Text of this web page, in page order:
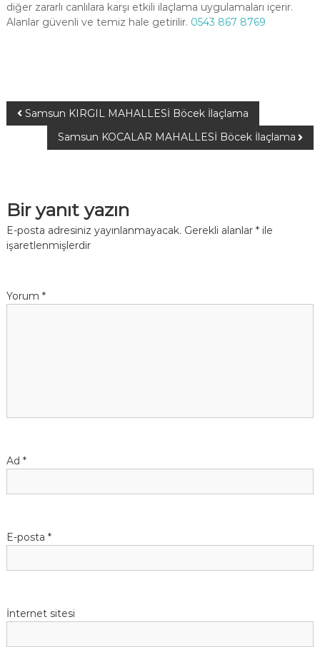
diğer zararlı canlılara karşı etkili ilaçlama uygulamaları içerir.
Alanlar güvenli ve temiz hale getirilir. 0543 867 8769
Samsun KIRGIL MAHALLESİ Böcek İlaçlama
Samsun KOCALAR MAHALLESİ Böcek İlaçlama
Bir yanıt yazın
E-posta adresiniz yayınlanmayacak. Gerekli alanlar *ile
işaretlenmişlerdir
Yorum *
Ad *
E-posta *
İnternet sitesi